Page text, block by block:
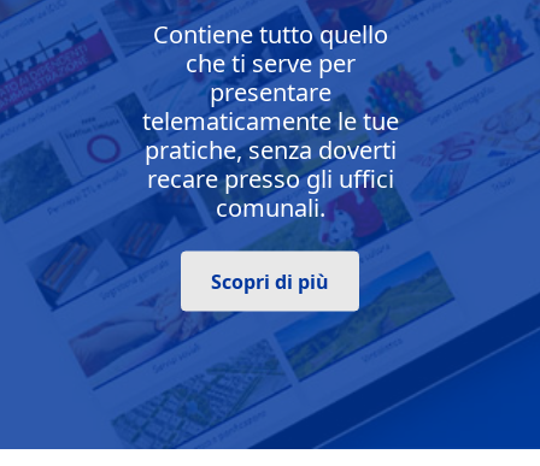
Contiene tutto quello
che ti serve per
presentare
telematicamente le tue
pratiche, senza doverti
recare presso gli uffici
comunali.
Scopri di più